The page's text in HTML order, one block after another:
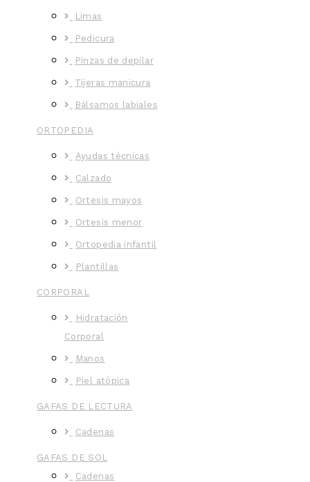
Limas
Pedicura
Pinzas de depilar
Tijeras manicura
Bálsamos labiales
ORTOPEDIA
Ayudas técnicas
Calzado
Ortesis mayos
Ortesis menor
Ortopedia infantil
Plantillas
CORPORAL
Hidratación
Corporal
Manos
Piel atópica
GAFAS DE LECTURA
Cadenas
GAFAS DE SOL
Cadenas